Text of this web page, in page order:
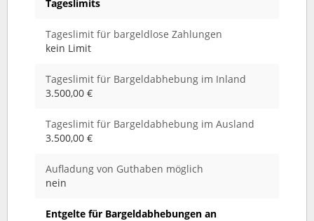
Tageslimits
Tageslimit für bargeldlose Zahlungen
kein Limit
Tageslimit für Bargeldabhebung im Inland
3.500,00 €
Tageslimit für Bargeldabhebung im Ausland
3.500,00 €
Aufladung von Guthaben möglich
nein
Entgelte für Bargeldabhebungen an